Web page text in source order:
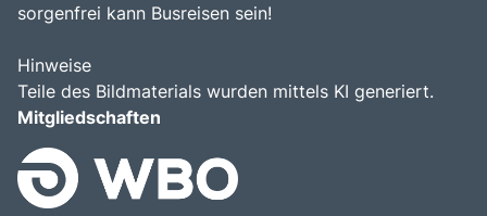
sorgenfrei kann Busreisen sein!
Hinweise
Teile des Bildmaterials wurden mittels KI generiert.
Mitgliedschaften